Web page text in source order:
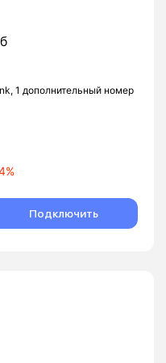
1 дополнительный номер
Подключить